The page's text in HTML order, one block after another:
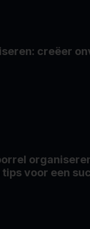
creëer
voor een